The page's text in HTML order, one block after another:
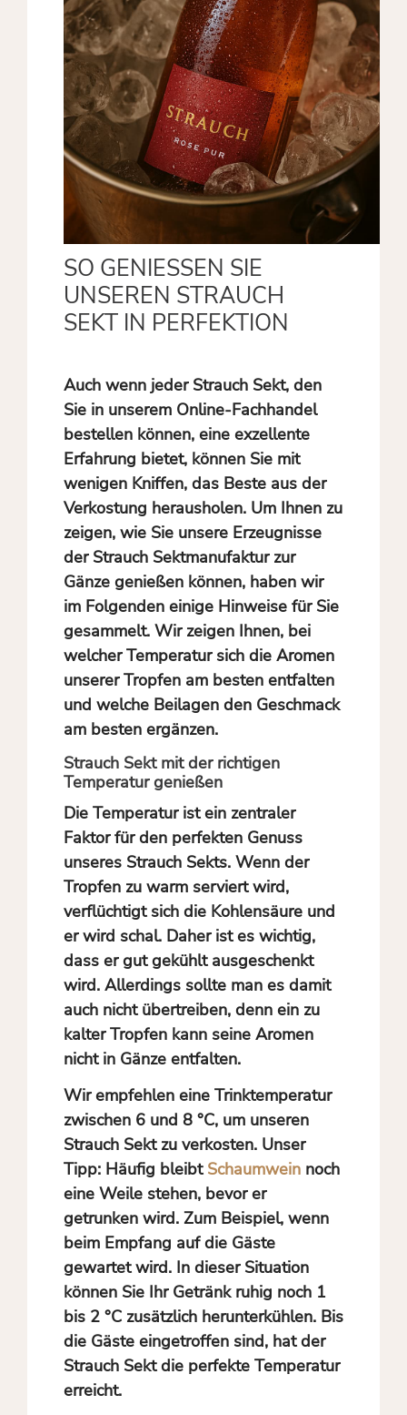
SO GENIESSEN SIE U
NSEREN STRAUCH S
EKT IN PERFEKTION
Auch wenn jeder Strauch Sekt, den
Sie in unserem Online-Fachhandel
bestellen können, eine exzellente
Erfahrung bietet, können Sie mit
wenigen Kniffen, das Beste aus der
Verkostung herausholen. Um Ihnen zu
zeigen, wie Sie unsere Erzeugnisse
der Strauch Sektmanufaktur zur
Gänze genießen können, haben wir
im Folgenden einige Hinweise für Sie
gesammelt. Wir zeigen Ihnen, bei
welcher Temperatur sich die Aromen
unserer Tropfen am besten entfalten
und welche Beilagen den Geschmack
am besten ergänzen.
Strauch Sekt mit der richtigen
Temperatur genießen
Die Temperatur ist ein zentraler
Faktor für den perfekten Genuss
unseres Strauch Sekts. Wenn der
Tropfen zu warm serviert wird,
verflüchtigt sich die Kohlensäure und
er wird schal. Daher ist es wichtig,
dass er gut gekühlt ausgeschenkt
wird. Allerdings sollte man es damit
auch nicht übertreiben, denn ein zu
kalter Tropfen kann seine Aromen
nicht in Gänze entfalten.
Wir empfehlen eine Trinktemperatur
zwischen 6 und 8 °C, um unseren
Strauch Sekt zu verkosten. Unser
Tipp: Häufig bleibt Schaumwein noch
eine Weile stehen, bevor er
getrunken wird. Zum Beispiel, wenn
beim Empfang auf die Gäste
gewartet wird. In dieser Situation
können Sie Ihr Getränk ruhig noch 1
bis 2 °C zusätzlich herunterkühlen. Bis
die Gäste eingetroffen sind, hat der
Strauch Sekt die perfekte Temperatur
erreicht.